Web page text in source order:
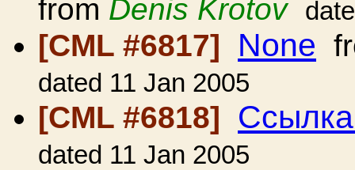
from Denis Krotov
[CML #6817] None
dated 11 Jan 2005
[CML #6818]
dated 11 Jan 2005